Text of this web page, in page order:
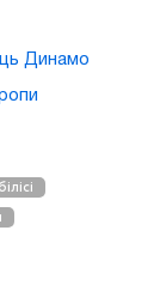
Динамо